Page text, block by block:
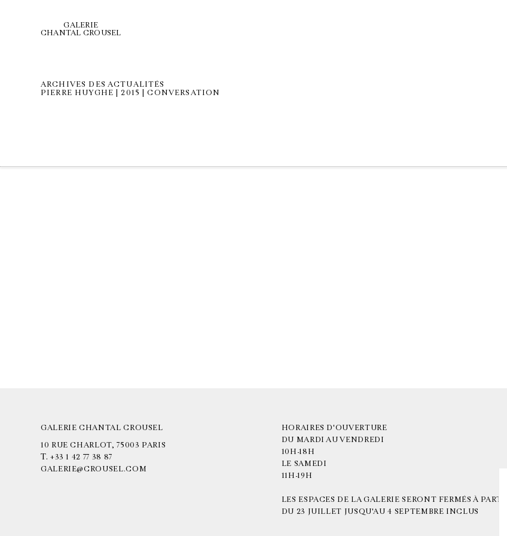
GALERIE
CHANTAL CROUSEL
ARCHIVES DES ACTUALITÉS
PIERRE HUYGHE | 2015 | CONVERSATION
GALERIE CHANTAL CROUSEL
10 RUE CHARLOT, 75003 PARIS
T. +33 1 42 77 38 87
GALERIE@CROUSEL.COM
HORAIRES D'OUVERTURE
DU MARDI AU VENDREDI
10H-18H
LE SAMEDI
11H-19H
LES ESPACES DE LA GALERIE SERONT FERMÉS À PARTIR
DU 23 JUILLET JUSQU'AU 4 SEPTEMBRE INCLUS